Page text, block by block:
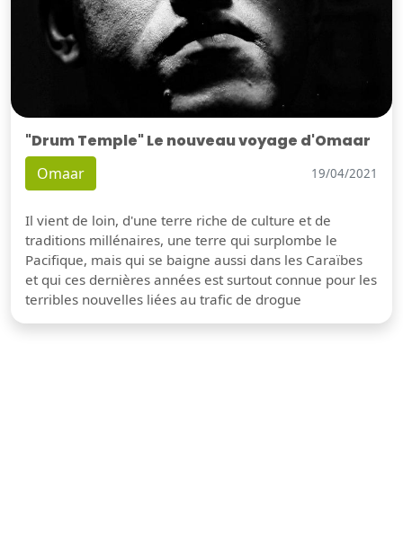
"Drum Temple" Le nouveau voyage d'Omaar
Omaar 19/04/2021
Il vient de loin, d'une terre riche de culture et de
traditions millénaires, une terre qui surplombe le
Pacifique, mais qui se baigne aussi dans les Caraïbes
et qui ces dernières années est surtout connue pour les
terribles nouvelles liées au trafic de drogue